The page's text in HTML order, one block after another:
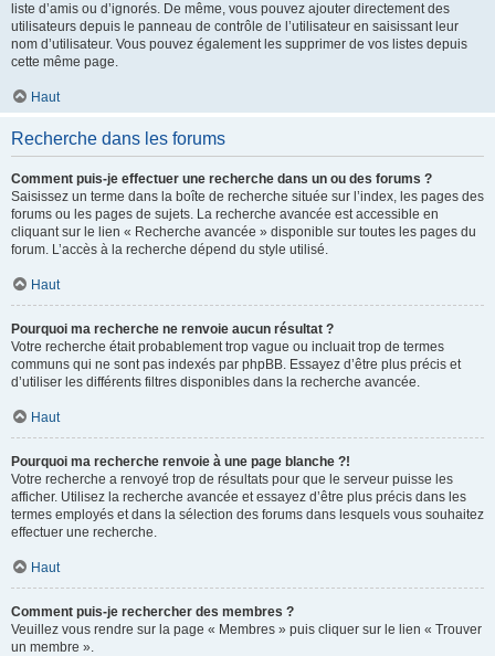
liste d’amis ou d’ignorés. De même, vous pouvez ajouter directement des
utilisateurs depuis le panneau de contrôle de l’utilisateur en saisissant leur
nom d’utilisateur. Vous pouvez également les supprimer de vos listes depuis
cette même page.
Haut
Recherche dans les forums
Comment puis-je effectuer une recherche dans un ou des forums ?
Saisissez un terme dans la boîte de recherche située sur l’index, les pages des
forums ou les pages de sujets. La recherche avancée est accessible en
cliquant sur le lien « Recherche avancée » disponible sur toutes les pages du
forum. L’accès à la recherche dépend du style utilisé.
Haut
Pourquoi ma recherche ne renvoie aucun résultat ?
Votre recherche était probablement trop vague ou incluait trop de termes
communs qui ne sont pas indexés par phpBB. Essayez d’être plus précis et
d’utiliser les différents filtres disponibles dans la recherche avancée.
Haut
Pourquoi ma recherche renvoie à une page blanche ?!
Votre recherche a renvoyé trop de résultats pour que le serveur puisse les
afficher. Utilisez la recherche avancée et essayez d’être plus précis dans les
termes employés et dans la sélection des forums dans lesquels vous souhaitez
effectuer une recherche.
Haut
Comment puis-je rechercher des membres ?
Veuillez vous rendre sur la page « Membres » puis cliquer sur le lien « Trouver
un membre ».